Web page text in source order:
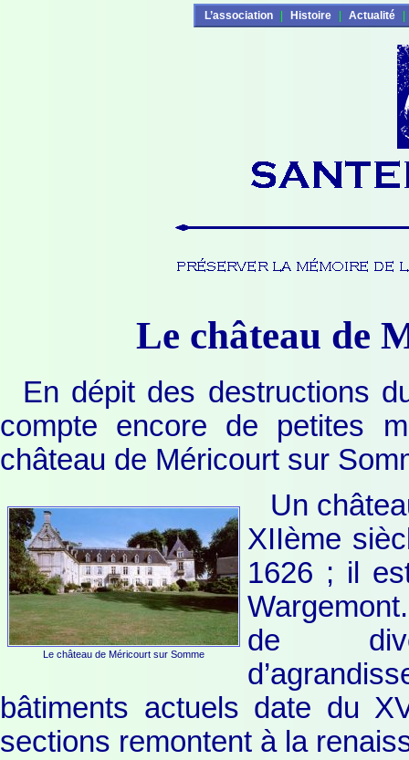
L’association Histoire Actualité
Le château de
En dépit des destructions
compte encore de petites
château de Méricourt sur
Le château de Méricourt sur Somme
Un
XIIème
1626 ; il
de
bâtiments actuels date du
sections remontent à la